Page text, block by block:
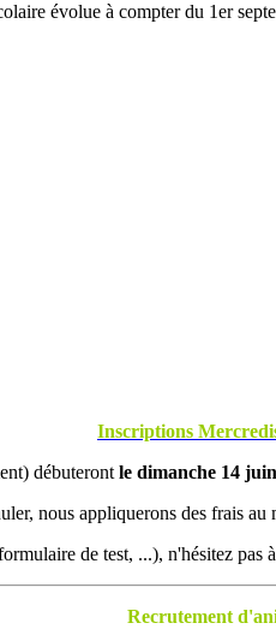
évolue à compter du 1er
Inscriptions
débuteront le dimanche 14
nous appliquerons des frais
de test, ...), n'hésitez pas
Recrutement